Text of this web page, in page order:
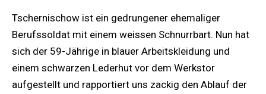
Tschernischow ist ein gedrungener ehemaliger
Berufssoldat mit einem weissen Schnurrbart. Nun hat
sich der 59-Jährige in blauer Arbeitskleidung und
einem schwarzen Lederhut vor dem Werkstor
aufgestellt und rapportiert uns zackig den Ablauf der